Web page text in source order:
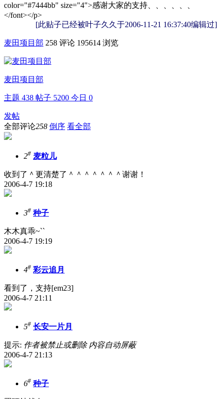
color="#7444bb" size="4">感谢大家的支持、、、、、、
</font></p>
[此贴子已经被叶子久久于2006-11-21 16:37:40编辑过]
麦田项目部 258 评论 195614 浏览
麦田项目部
主题 438 帖子 5200 今日 0
发帖
全部评论258 倒序 看全部
2# 麦粒儿
收到了＾更清楚了＾＾＾＾＾＾＾谢谢！
2006-4-7 19:18
3# 种子
木木真乖~``
2006-4-7 19:19
4# 彩云追月
看到了，支持[em23]
2006-4-7 21:11
5# 长安一片月
提示: 作者被禁止或删除 内容自动屏蔽
2006-4-7 21:13
6# 种子